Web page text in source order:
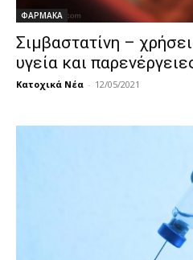
ΦΑΡΜΑΚΑ
Σιμβαστατίνη –
υγεία και
Κατοχικά Νέα - 12/05/2021